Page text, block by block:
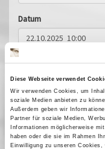
Diese Webseite verwendet
Wir verwenden Cookies, um
soziale Medien anbieten zu
Außerdem geben wir
Partner für soziale Medien,
Informationen möglicherweise
haben oder die sie im Rahmen
Einwilligung zu unseren
Datum
Anzahl*
Kinoprogramm
Sicherheitscode